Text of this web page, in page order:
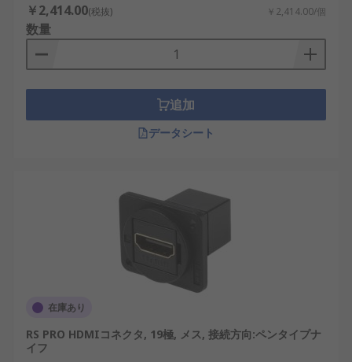
HDMIコネクタとDisplayPortコネクタは、どちらも
デジタル映像信号を扱いますが、用途と普及領域に
普及しており、テレビやレコーダーなどで標準的に
採用されています。
複数ディスプレイ出力に対応しやすい規格として知
査装置などでは、設置環境に応じてHDMIと
DisplayPortが使い分けられています。
HDMIコネクタの種類
HDMIコネクタには、機器のサイズや用途に応じた
複数の形状があります。
￥2,414.00(税抜) ￥2,414.00/個
数量
追加
データシート
在庫あり
RS PRO HDMIコネクタ, 19極, メス, 接続方向:ペンタイプナ
イフ